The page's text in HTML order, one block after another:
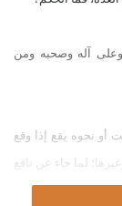
وعلى آله وصحبه ومن
أو نحوه يقع إذا وقع
لما جاء عن نافع
ابن عمر رضي الله